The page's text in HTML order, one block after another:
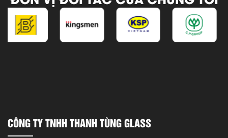
CÔNG TY TNHH THANH TÙNG GLASS